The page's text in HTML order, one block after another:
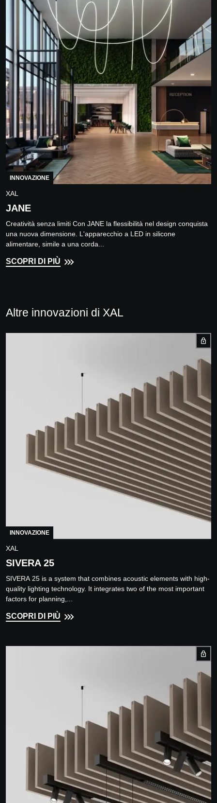
INNOVAZIONE
XAL
JANE
Creatività senza limiti Con JANE la flessibilità nel design conquista
una nuova dimensione. L'apparecchio a LED in silicone
alimentare, simile a una corda...
SCOPRI DI PIÙ
Altre innovazioni di XAL
INNOVAZIONE
XAL
SIVERA 25
SIVERA 25 is a system that combines acoustic elements with high-
quality lighting technology. It integrates two of the most important
factors for planning,...
SCOPRI DI PIÙ